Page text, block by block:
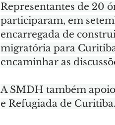
Representantes de 20
participaram, em
encarregada de
migratória para
encaminhar as
A SMDH também
e Refugiada de